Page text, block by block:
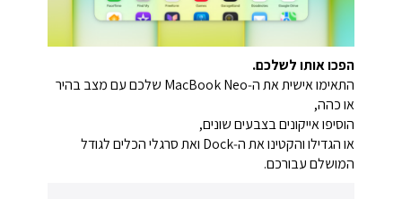
הפכו אותו לשלכם.
התאימו אישית את ה‑MacBook Neo שלכם עם מצב בהיר
או כהה,
הוסיפו אייקונים בצבעים שונים,
או הגדילו והקטינו את ה‑Dock ואת סרגלי הכלים לגודל
המושלם עבורכם.